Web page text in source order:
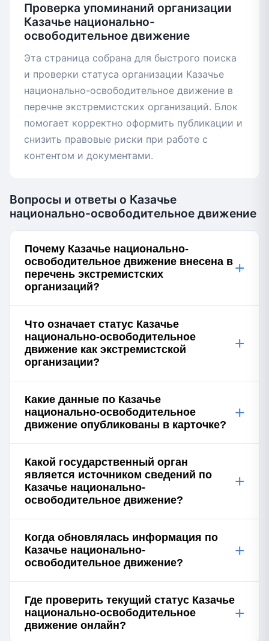
Проверка упоминаний организации
Казачье национально-
освободительное движение
Эта страница собрана для быстрого поиска
и проверки статуса организации Казачье
национально-освободительное движение в
перечне экстремистских организаций. Блок
помогает корректно оформить публикации и
снизить правовые риски при работе с
контентом и документами.
Вопросы и ответы о Казачье
национально-освободительное движение
Почему Казачье национально-
освободительное движение внесена в
перечень экстремистских
организаций?
+
Что означает статус Казачье
национально-освободительное
движение как экстремистской
организации?
+
Какие данные по Казачье
национально-освободительное
движение опубликованы в карточке?
+
Какой государственный орган
является источником сведений по
Казачье национально-
освободительное движение?
+
Когда обновлялась информация по
Казачье национально-
освободительное движение?
+
Где проверить текущий статус Казачье
национально-освободительное
движение онлайн?
+